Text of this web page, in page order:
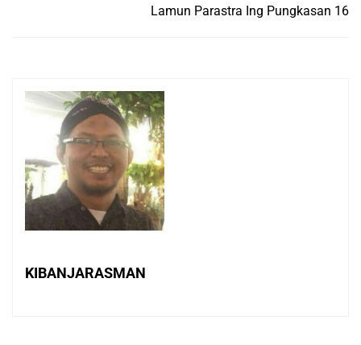
Lamun Parastra Ing Pungkasan 16
KIBANJARASMAN